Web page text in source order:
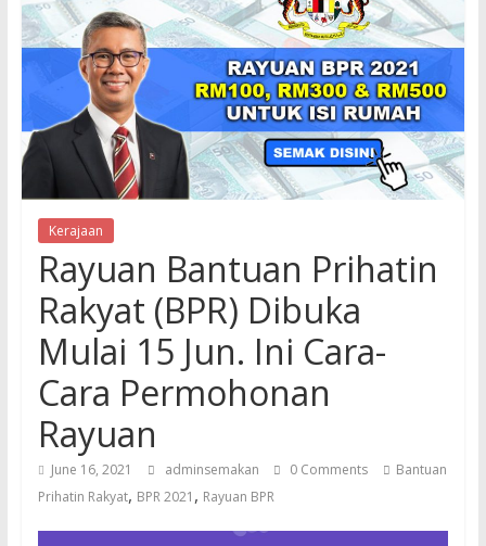
untuk
semua
Kerajaan
Rayuan Bantuan Prihatin
Rakyat (BPR) Dibuka
Mulai 15 Jun. Ini Cara-
Cara Permohonan
Rayuan
June 16, 2021 adminsemakan 0 Comments
Bantuan
Prihatin Rakyat, BPR 2021 , Rayuan BPR